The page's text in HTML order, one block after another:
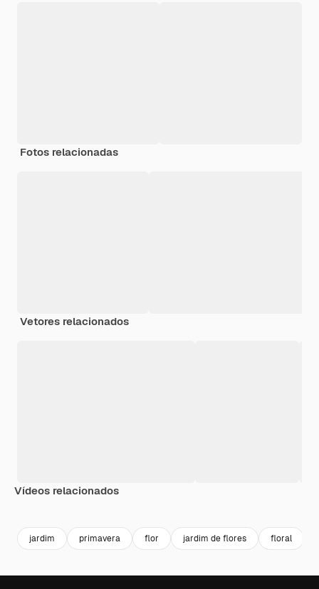
Fotos relacionadas
Vetores relacionados
Vídeos relacionados
jardim primavera flor jardim de flores floral